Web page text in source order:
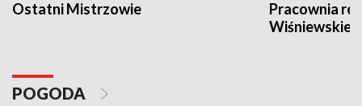
Ostatni Mistrzowie
Pracownia
POGODA